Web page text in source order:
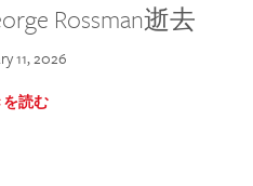
Rossman逝去
11, 2026
読む